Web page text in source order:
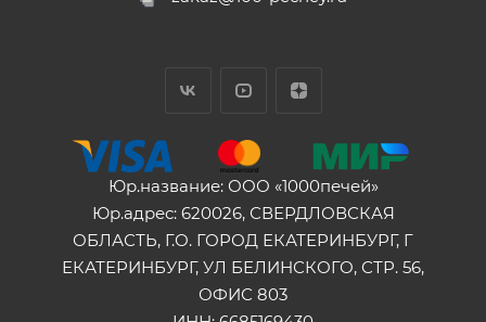
Юр.название: ООО «1000печей»
Юр.адрес: 620026, СВЕРДЛОВСКАЯ
ОБЛАСТЬ, Г.О. ГОРОД ЕКАТЕРИНБУРГ, Г
ЕКАТЕРИНБУРГ, УЛ БЕЛИНСКОГО, СТР. 56,
ОФИС 803